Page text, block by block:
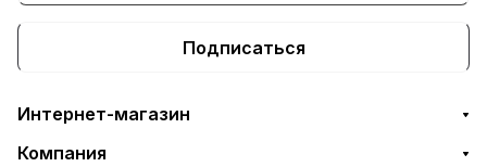
Подписаться
Интернет-магазин
Компания